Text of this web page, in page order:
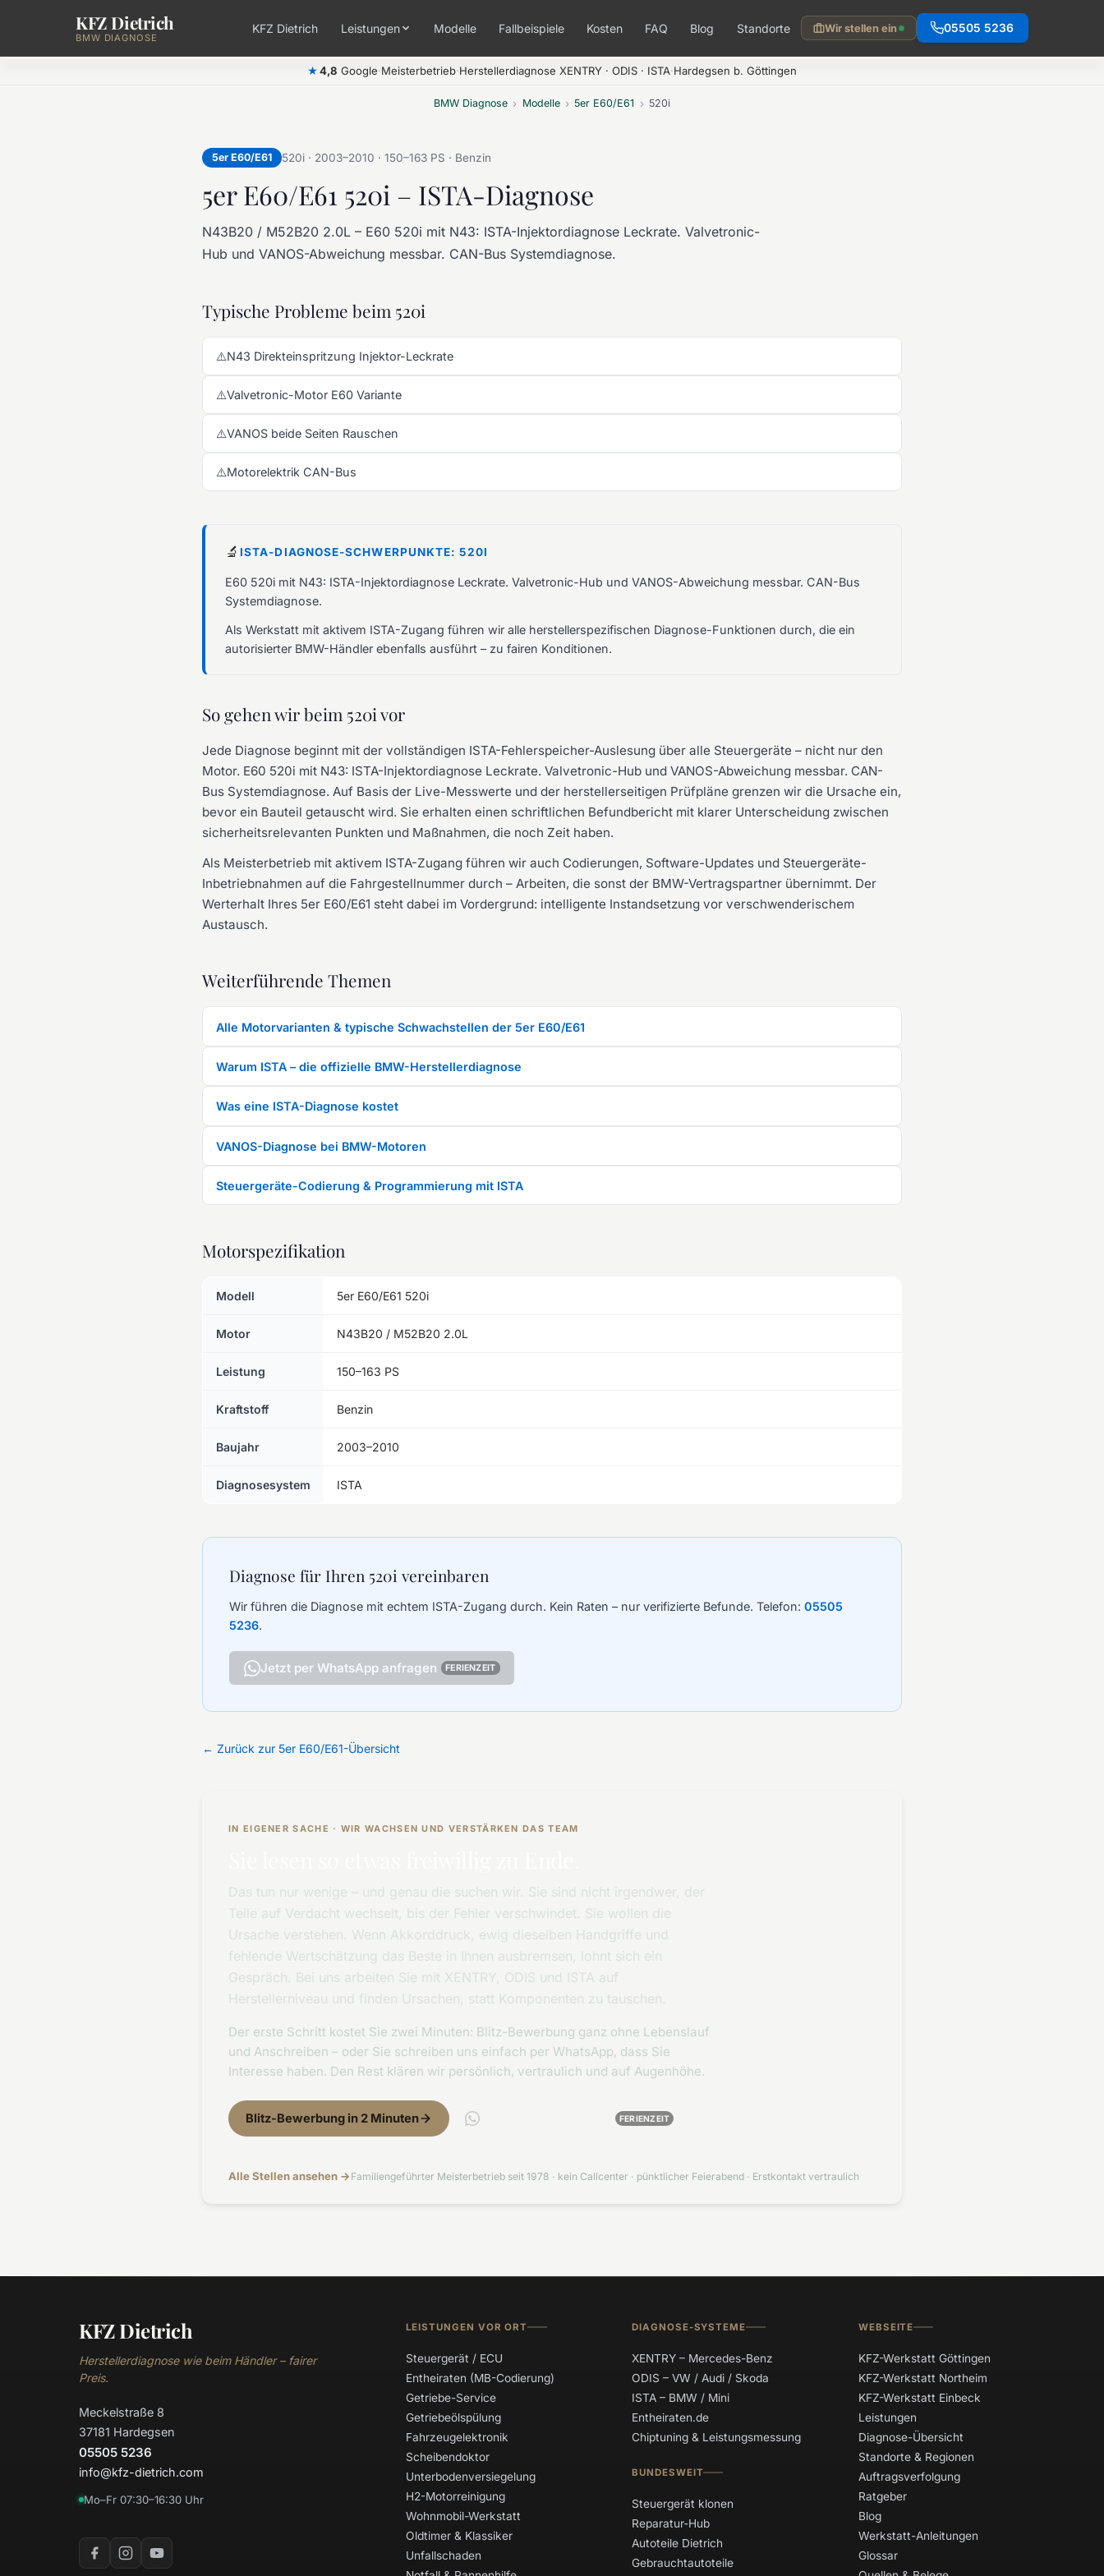
Zum Hauptinhalt springen
KFZ Dietrich
BMW DIAGNOSE
KFZ Dietrich Leistungen Modelle Fallbeispiele Kosten FAQ Blog Standorte Wir stellen ein 05505 5236
★ 4,8 Google·Meisterbetrieb·Herstellerdiagnose XENTRY · ODIS · ISTA·Hardegsen b. Göttingen
BMW Diagnose › Modelle › 5er E60/E61 › 520i
5er E60/E61 520i · 2003–2010 · 150–163 PS · Benzin
5er E60/E61 520i – ISTA-Diagnose
N43B20 / M52B20 2.0L – E60 520i mit N43: ISTA-Injektordiagnose Leckrate. Valvetronic-
Hub und VANOS-Abweichung messbar. CAN-Bus Systemdiagnose.
Typische Probleme beim 520i
⚠️N43 Direkteinspritzung Injektor-Leckrate
⚠️Valvetronic-Motor E60 Variante
⚠️VANOS beide Seiten Rauschen
⚠️Motorelektrik CAN-Bus
🔬 ISTA-DIAGNOSE-SCHWERPUNKTE: 520I
E60 520i mit N43: ISTA-Injektordiagnose Leckrate. Valvetronic-Hub und VANOS-Abweichung messbar. CAN-Bus
Systemdiagnose.
Als Werkstatt mit aktivem ISTA-Zugang führen wir alle herstellerspezifischen Diagnose-Funktionen durch, die ein
autorisierter BMW-Händler ebenfalls ausführt – zu fairen Konditionen.
So gehen wir beim 520i vor
Jede Diagnose beginnt mit der vollständigen ISTA-Fehlerspeicher-Auslesung über alle Steuergeräte – nicht nur den
Motor. E60 520i mit N43: ISTA-Injektordiagnose Leckrate. Valvetronic-Hub und VANOS-Abweichung messbar. CAN-
Bus Systemdiagnose. Auf Basis der Live-Messwerte und der herstellerseitigen Prüfpläne grenzen wir die Ursache ein,
bevor ein Bauteil getauscht wird. Sie erhalten einen schriftlichen Befundbericht mit klarer Unterscheidung zwischen
sicherheitsrelevanten Punkten und Maßnahmen, die noch Zeit haben.
Als Meisterbetrieb mit aktivem ISTA-Zugang führen wir auch Codierungen, Software-Updates und Steuergeräte-
Inbetriebnahmen auf die Fahrgestellnummer durch – Arbeiten, die sonst der BMW-Vertragspartner übernimmt. Der
Werterhalt Ihres 5er E60/E61 steht dabei im Vordergrund: intelligente Instandsetzung vor verschwenderischem
Austausch.
Weiterführende Themen
Alle Motorvarianten & typische Schwachstellen der 5er E60/E61
Warum ISTA – die offizielle BMW-Herstellerdiagnose
Was eine ISTA-Diagnose kostet
VANOS-Diagnose bei BMW-Motoren
Steuergeräte-Codierung & Programmierung mit ISTA
Motorspezifikation
Modell 5er E60/E61 520i
Motor N43B20 / M52B20 2.0L
Leistung 150–163 PS
Kraftstoff Benzin
Baujahr 2003–2010
Diagnosesystem ISTA
Diagnose für Ihren 520i vereinbaren
Wir führen die Diagnose mit echtem ISTA-Zugang durch. Kein Raten – nur verifizierte Befunde. Telefon: 05505
5236.
Jetzt per WhatsApp anfragen FERIENZEIT
← Zurück zur 5er E60/E61-Übersicht
IN EIGENER SACHE · WIR WACHSEN UND VERSTÄRKEN DAS TEAM
Das tun nur wenige – und genau die suchen wir. Sie sind nicht irgendwer, der
Teile auf Verdacht wechselt, bis der Fehler verschwindet. Sie wollen die
Ursache verstehen. Wenn Akkorddruck, ewig dieselben Handgriffe und
fehlende Wertschätzung das Beste in Ihnen ausbremsen, lohnt sich ein
Gespräch. Bei uns arbeiten Sie mit XENTRY, ODIS und ISTA auf
Herstellerniveau und finden Ursachen, statt Komponenten zu tauschen.
Der erste Schritt kostet Sie zwei Minuten: Blitz-Bewerbung ganz ohne Lebenslauf
und Anschreiben – oder Sie schreiben uns einfach per WhatsApp, dass Sie
Interesse haben. Den Rest klären wir persönlich, vertraulich und auf Augenhöhe.
Blitz-Bewerbung in 2 Minuten Per WhatsApp melden FERIENZEIT
Alle Stellen ansehen → Familiengeführter Meisterbetrieb seit 1978 · kein Callcenter · pünktlicher Feierabend · Erstkontakt vertraulich
KFZ Dietrich
Herstellerdiagnose wie beim Händler – fairer
Preis.
Meckelstraße 8
37181 Hardegsen
05505 5236
info@kfz-dietrich.com
Mo–Fr 07:30–16:30 Uhr
LEISTUNGEN VOR ORT
Steuergerät / ECU
Entheiraten (MB-Codierung)
Getriebe-Service
Getriebeölspülung
Fahrzeugelektronik
Scheibendoktor
Unterbodenversiegelung
H2-Motorreinigung
Wohnmobil-Werkstatt
Oldtimer & Klassiker
Unfallschaden
DIAGNOSE-SYSTEME
XENTRY – Mercedes-Benz
ODIS – VW / Audi / Skoda
ISTA – BMW / Mini
Entheiraten.de
Chiptuning & Leistungsmessung
BUNDESWEIT
Steuergerät klonen
Reparatur-Hub
Autoteile Dietrich
Gebrauchtautoteile
WEBSEITE
KFZ-Werkstatt Göttingen
KFZ-Werkstatt Northeim
KFZ-Werkstatt Einbeck
Leistungen
Diagnose-Übersicht
Standorte & Regionen
Auftragsverfolgung
Ratgeber
Blog
Werkstatt-Anleitungen
Glossar